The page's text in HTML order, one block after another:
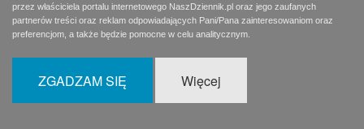
Dobrane towarzystwo: Hołownia, Jachira, Palikot
Czwartek, 6 lutego (02:06)
Czwartek, 6 lutego (08:12)
Hołownia w utartych koleinach
przez właściciela portalu internetowego NaszDziennik.pl oraz jego zaufanych
partnerów treści oraz reklam odpowiadających Pani/Pana zainteresowaniom oraz
preferencjom, a także będzie pomocne w celu analitycznym.
ZGADZAM SIĘ Więcej